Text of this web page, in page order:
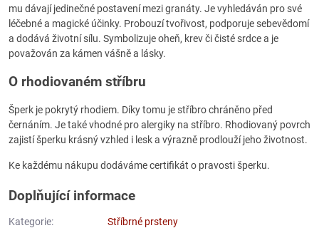
mu dávají jedinečné postavení mezi granáty. Je vyhledáván pro své
léčebné a magické účinky. Probouzí tvořivost, podporuje sebevědomí
a dodává životní sílu. Symbolizuje oheň, krev či čisté srdce a je
považován za kámen vášně a lásky.
O rhodiovaném stříbru
Šperk je pokrytý rhodiem. Díky tomu je stříbro chráněno před
černáním. Je také vhodné pro alergiky na stříbro. Rhodiovaný povrch
zajistí šperku krásný vzhled i lesk a výrazně prodlouží jeho životnost.
Ke každému nákupu dodáváme certifikát o pravosti šperku.
Doplňující informace
Kategorie: Stříbrné prsteny